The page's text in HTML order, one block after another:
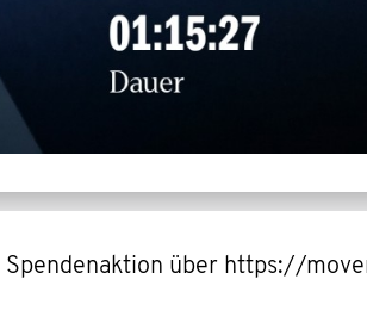
Spendenaktion über https://